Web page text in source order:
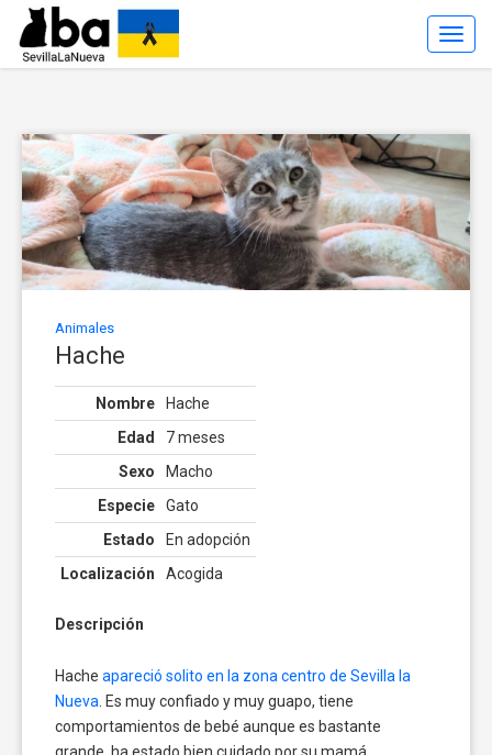
Animales
Hache
Nombre
Hache
Edad
7 meses
Sexo
Macho
Especie
Gato
Estado
En adopción
Localización
Acogida
Descripción
Hache apareció solito en la zona centro de Sevilla la
Nueva. Es muy confiado y muy guapo, tiene
comportamientos de bebé aunque es bastante